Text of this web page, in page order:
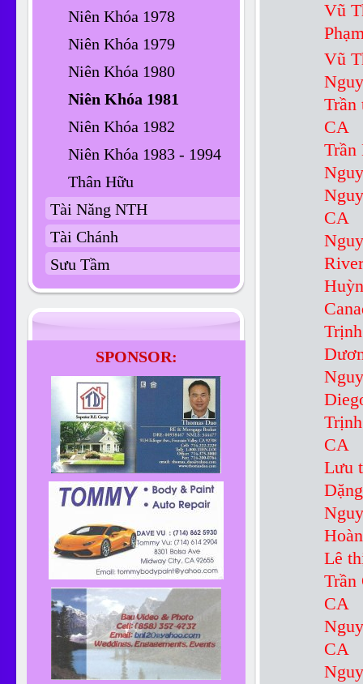
Vũ
Vũ
CA
CA
CA
CA
CA
Niên Khóa 1978
Niên Khóa 1979
Niên Khóa 1980
Niên Khóa 1981
Niên Khóa 1982
Niên Khóa 1983 - 1994
Thân Hữu
Tài Năng NTH
Tài Chánh
Sưu Tầm
SPONSOR: